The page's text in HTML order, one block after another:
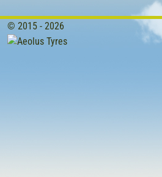
© 2015 - 2026